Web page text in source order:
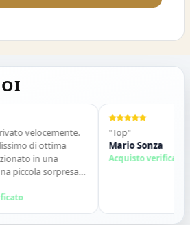
velocemente.
di ottima
in una
piccola sorpresa
perfetto. Lo
Grazie ,alla
"Top"
Mario Sonza
Acquisto verificato